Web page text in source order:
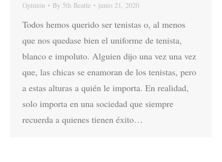
Opinión By 5th Beatle junio 21, 2020
Todos hemos querido ser tenistas o, al menos
que nos quedase bien el uniforme de tenista,
blanco e impoluto. Alguien dijo una vez una vez
que, las chicas se enamoran de los tenistas, pero
a estas alturas a quién le importa. En realidad,
solo importa en una sociedad que siempre
recuerda a quienes tienen éxito…